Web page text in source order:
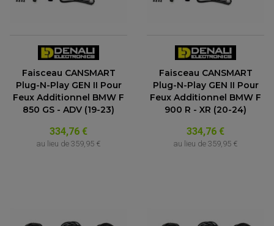
Faisceau CANSMART
Plug-N-Play GEN II Pour
Feux Additionnel BMW F
850 GS - ADV (19-23)
334,76 €
au lieu de 359,95 €
Faisceau CANSMART
Plug-N-Play GEN II Pour
Feux Additionnel BMW F
900 R - XR (20-24)
334,76 €
au lieu de 359,95 €